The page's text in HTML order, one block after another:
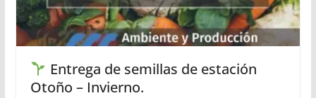
Entrega de semillas de estación
Otoño – Invierno.